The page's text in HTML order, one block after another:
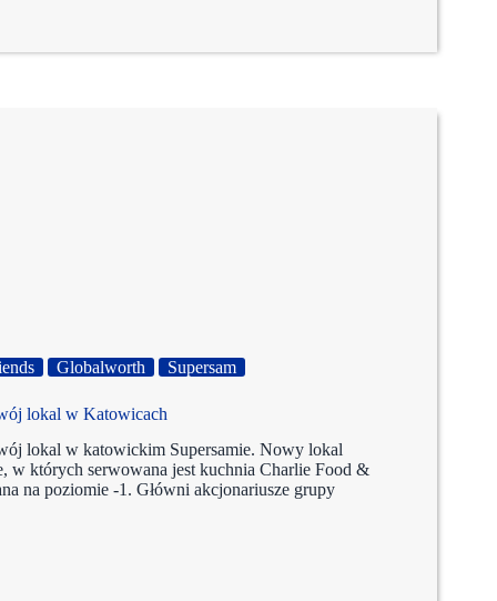
Globalworth Supersam
lokal w Katowicach
lokal w katowickim Supersamie. Nowy lokal
w których serwowana jest kuchnia Charlie Food &
na poziomie -1. Główni akcjonariusze grupy